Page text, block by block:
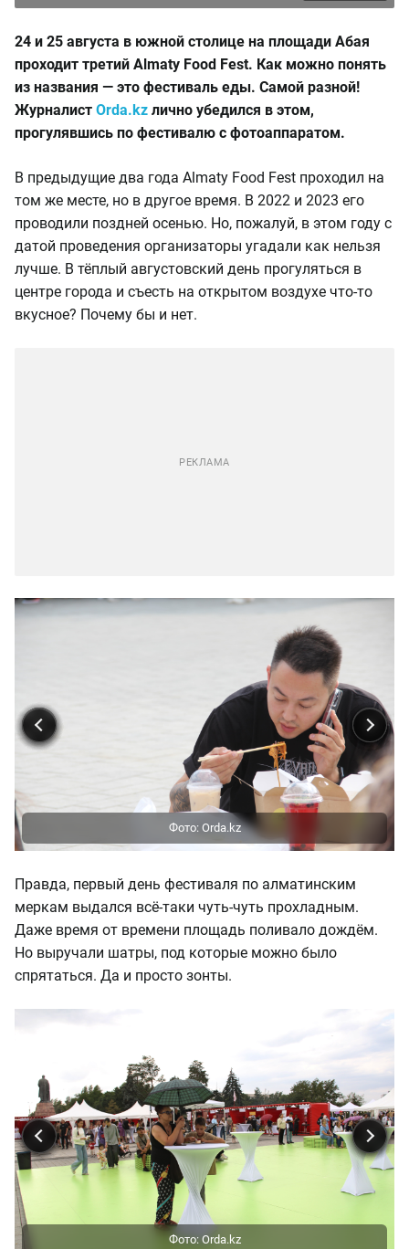
24 и 25 августа в южной столице на площади Абая
проходит третий Almaty Food Fest. Как можно понять
из названия — это фестиваль еды. Самой разной!
Журналист Orda.kz лично убедился в этом,
прогулявшись по фестивалю с фотоаппаратом.
В предыдущие два года Almaty Food Fest проходил на
том же месте, но в другое время. В 2022 и 2023 его
проводили поздней осенью. Но, пожалуй, в этом году с
датой проведения организаторы угадали как нельзя
лучше. В тёплый августовский день прогуляться в
центре города и съесть на открытом воздухе что-то
вкусное? Почему бы и нет.
Правда, первый день фестиваля по алматинским
меркам выдался всё-таки чуть-чуть прохладным.
Даже время от времени площадь поливало дождём.
Но выручали шатры, под которые можно было
спрятаться. Да и просто зонты.